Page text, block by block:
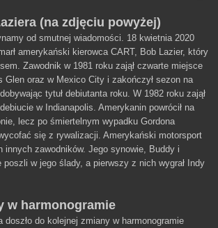
(na zdjęciu powyżej)
od smutnej wiadomości. 18 kwietnia 2020
amerykański kierowca CART, Bob Lazier, który
Zawodnik w 1981 roku zajął czwarte miejsce
Glen oraz w Mexico City i zakończył sezon na
tytuł debiutanta roku. W 1982 roku zajął
w Indianapolis. Amerykanin powrócił na
lecz po śmiertelnym wypadku Gordona
się z rywalizacji. Amerykański motorsport
innych zawodników. Jego synowie, Buddy i
w jego ślady, a pierwszy z nich wygrał Indy
w harmonogramie
doszło do kolejnej zmiany w harmonogramie